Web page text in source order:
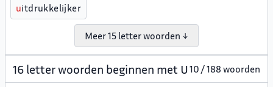
uitdrukkelijker
Meer 15 letter woorden ↓
16 letter woorden beginnen met U10 / 188 woorden